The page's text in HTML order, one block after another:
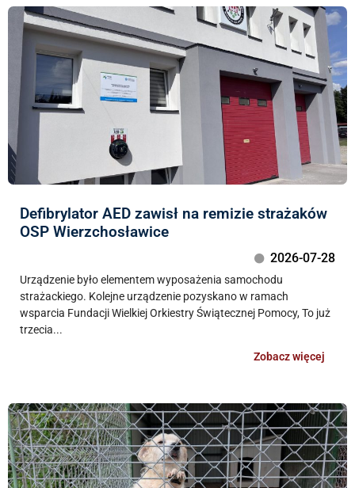
Defibrylator AED zawisł na remizie strażaków
OSP Wierzchosławice
2026-07-28
Urządzenie było elementem wyposażenia samochodu
strażackiego. Kolejne urządzenie pozyskano w ramach
wsparcia Fundacji Wielkiej Orkiestry Świątecznej Pomocy, To już
trzecia...
Zobacz więcej